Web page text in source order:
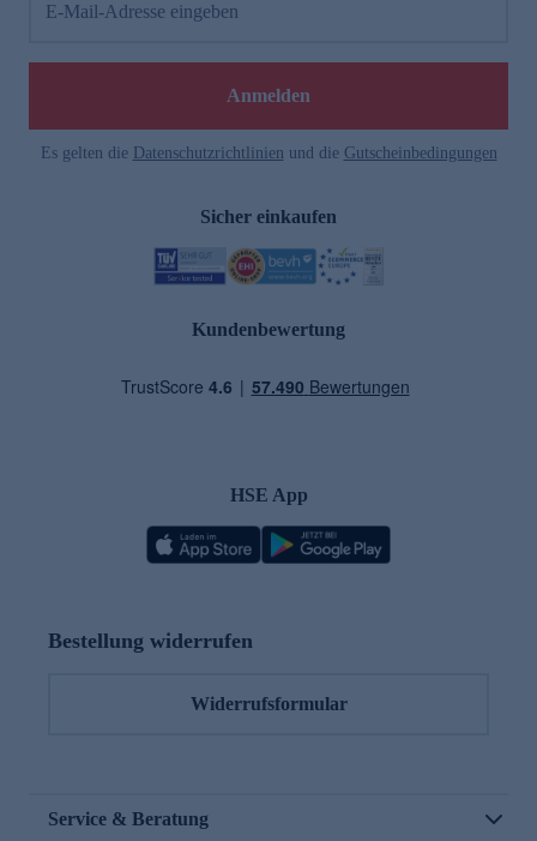
E-Mail-Adresse eingeben
Anmelden
Es gelten die Datenschutzrichtlinien und die Gutscheinbedingungen
Sicher einkaufen
Kundenbewertung
HSE App
Bestellung widerrufen
Widerrufsformular
Service & Beratung